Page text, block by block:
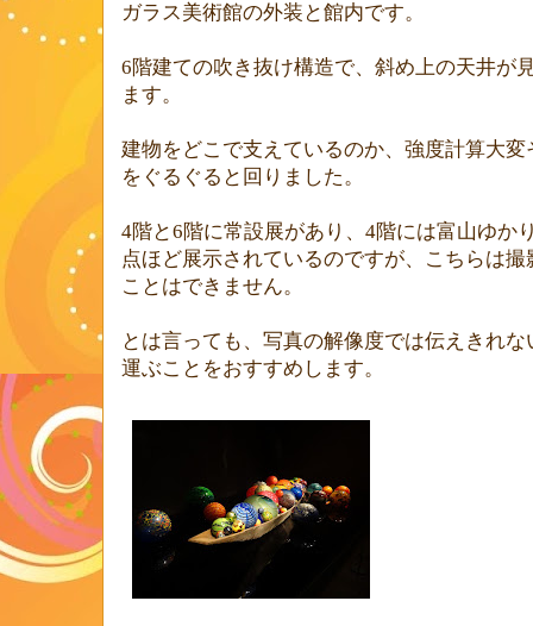
ガラス美術館の外装と館内です。
6階建ての吹き抜け構造で、斜め上の天井が
ます。
建物をどこで支えているのか、強度計算大
をぐるぐると回りました。
4階と6階に常設展があり、 4階には富山ゆか
点ほど展示されているのですが、こちらは
ことはできません。
とは言っても、写真の解像度では伝えきれ
運ぶことをおすすめします。